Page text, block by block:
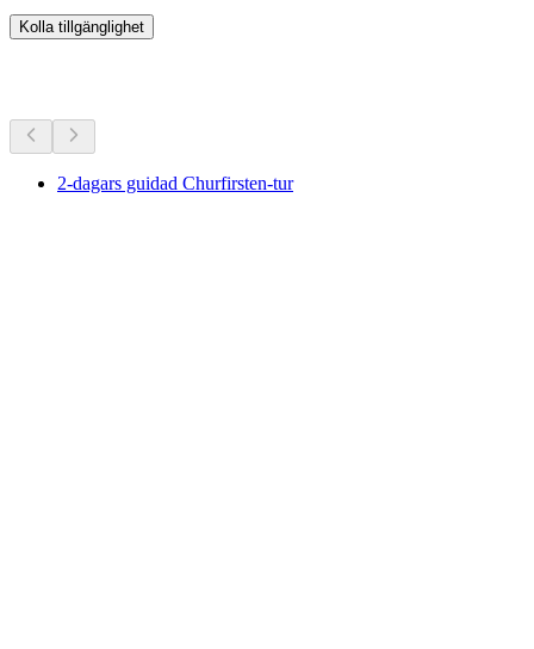
Kolla tillgänglighet
2-dagars guidad Churfirsten-tur